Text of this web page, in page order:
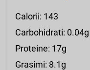
Calorii: 143
Carbohidrati: 0.04g
Proteine: 17g
Grasimi: 8.1g